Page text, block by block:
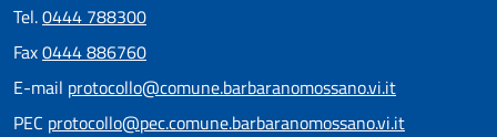
Tel.0444 788300
Fax0444 886760
E-mail protocollo@comune.barbaranomossano.vi.it
PEC protocollo@pec.comune.barbaranomossano.vi.it